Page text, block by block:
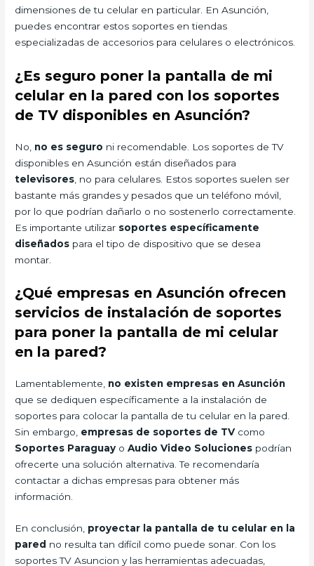
dimensiones de tu celular en particular. En Asunción,
puedes encontrar estos soportes en tiendas
especializadas de accesorios para celulares o electrónicos.
¿Es seguro poner la pantalla de mi
celular en la pared con los soportes
de TV disponibles en Asunción?
No, no es seguro ni recomendable. Los soportes de TV
disponibles en Asunción están diseñados para
televisores , no para celulares. Estos soportes suelen ser
bastante más grandes y pesados que un teléfono móvil,
por lo que podrían dañarlo o no sostenerlo correctamente.
Es importante utilizar soportes específicamente
diseñados para el tipo de dispositivo que se desea
montar.
¿Qué empresas en Asunción ofrecen
servicios de instalación de soportes
para poner la pantalla de mi celular
en la pared?
Lamentablemente, no existen empresas en Asunción
que se dediquen específicamente a la instalación de
soportes para colocar la pantalla de tu celular en la pared.
Sin embargo, empresas de soportes de TVcomo
Soportes Paraguay oAudio Video Soluciones podrían
ofrecerte una solución alternativa. Te recomendaría
contactar a dichas empresas para obtener más
información.
En conclusión, proyectar la pantalla de tu celular en la
pared no resulta tan difícil como puede sonar. Con los
soportes TV Asuncion y las herramientas adecuadas,